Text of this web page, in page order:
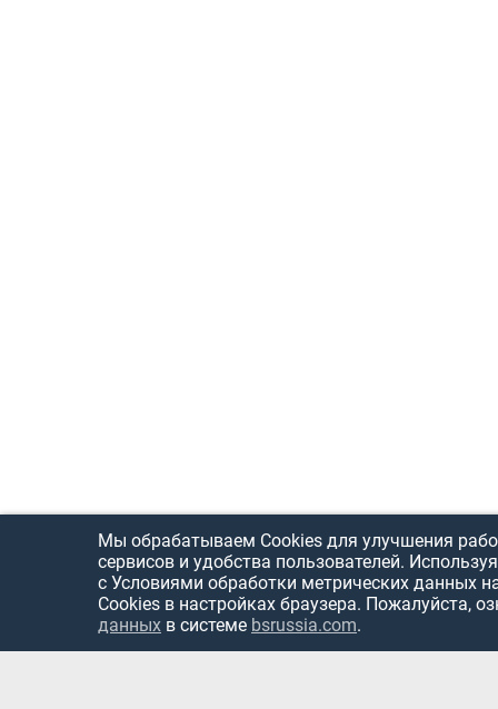
Мы обрабатываем Cookies для улучшения
сервисов и удобства пользователей.
с Условиями обработки метрических данных
Cookies в настройках браузера. Пожалуйста,
данных в системе bsrussia.com.